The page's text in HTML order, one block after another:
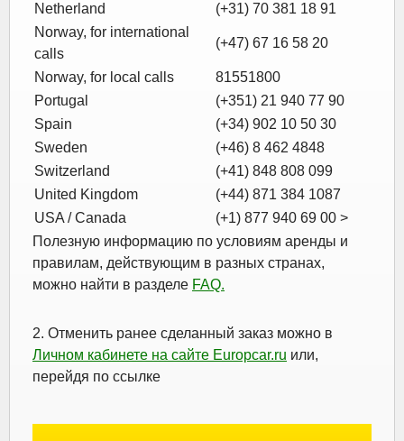
Netherland
(+31) 70 381 18 91
Norway, for international
calls
(+47) 67 16 58 20
Norway, for local calls
81551800
Portugal
(+351) 21 940 77 90
Spain
(+34) 902 10 50 30
Sweden
(+46) 8 462 4848
Switzerland
(+41) 848 808 099
United Kingdom
(+44) 871 384 1087
USA / Canada
(+1) 877 940 69 00 >
Полезную информацию по условиям аренды и
правилам, действующим в разных странах,
можно найти в разделе FAQ.
2. Отменить ранее сделанный заказ можно в
Личном кабинете на сайте Europcar.ru или,
перейдя по ссылке